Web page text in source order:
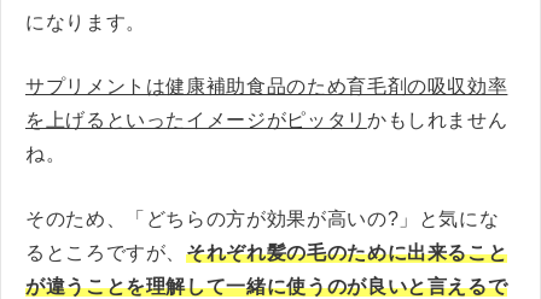
になります。
サプリメントは健康補助食品のため育毛剤の吸収効率
を上げるといったイメージがピッタリ かもしれません
ね。
そのため、「どちらの方が効果が高いの?」と気にな
るところですが、それぞれ髪の毛のために出来ること
が違うことを理解して一緒に使うのが良いと言えるで